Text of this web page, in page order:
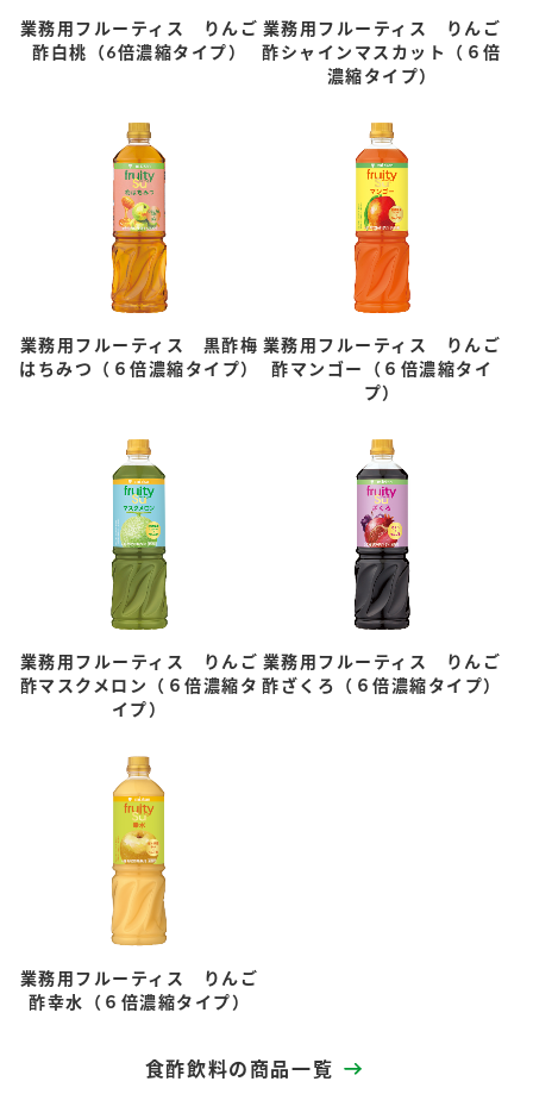
業務用フルーティス りんご
酢白桃（6倍濃縮タイプ）
業務用フルーティス りんご
酢シャインマスカット（６倍
濃縮タイプ）
業務用フルーティス 黒酢梅
はちみつ（６倍濃縮タイプ）
業務用フルーティス りんご
酢マンゴー（６倍濃縮タイ
プ）
業務用フルーティス りんご
酢マスクメロン（６倍濃縮タ
イプ）
業務用フルーティス りんご
酢ざくろ（６倍濃縮タイプ）
業務用フルーティス りんご
酢幸水（６倍濃縮タイプ）
食酢飲料の商品一覧